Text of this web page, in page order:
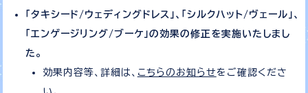
「タキシード/ウェディングドレス」、「シルクハット/ヴェール」、
「エンゲージリング/ブーケ」の効果の修正を実施いたしまし
た。
効果内容等、詳細は、 こちらのお知らせ をご確認くださ